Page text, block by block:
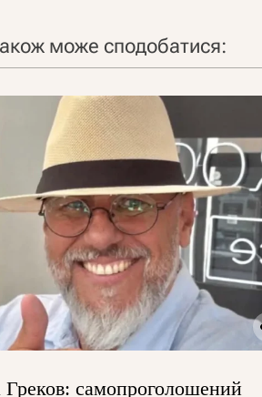
може сподобатися:
самопроголошений